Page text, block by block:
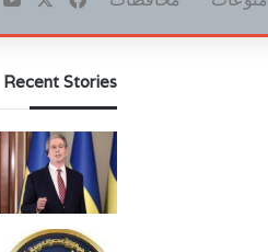
Recent Stories